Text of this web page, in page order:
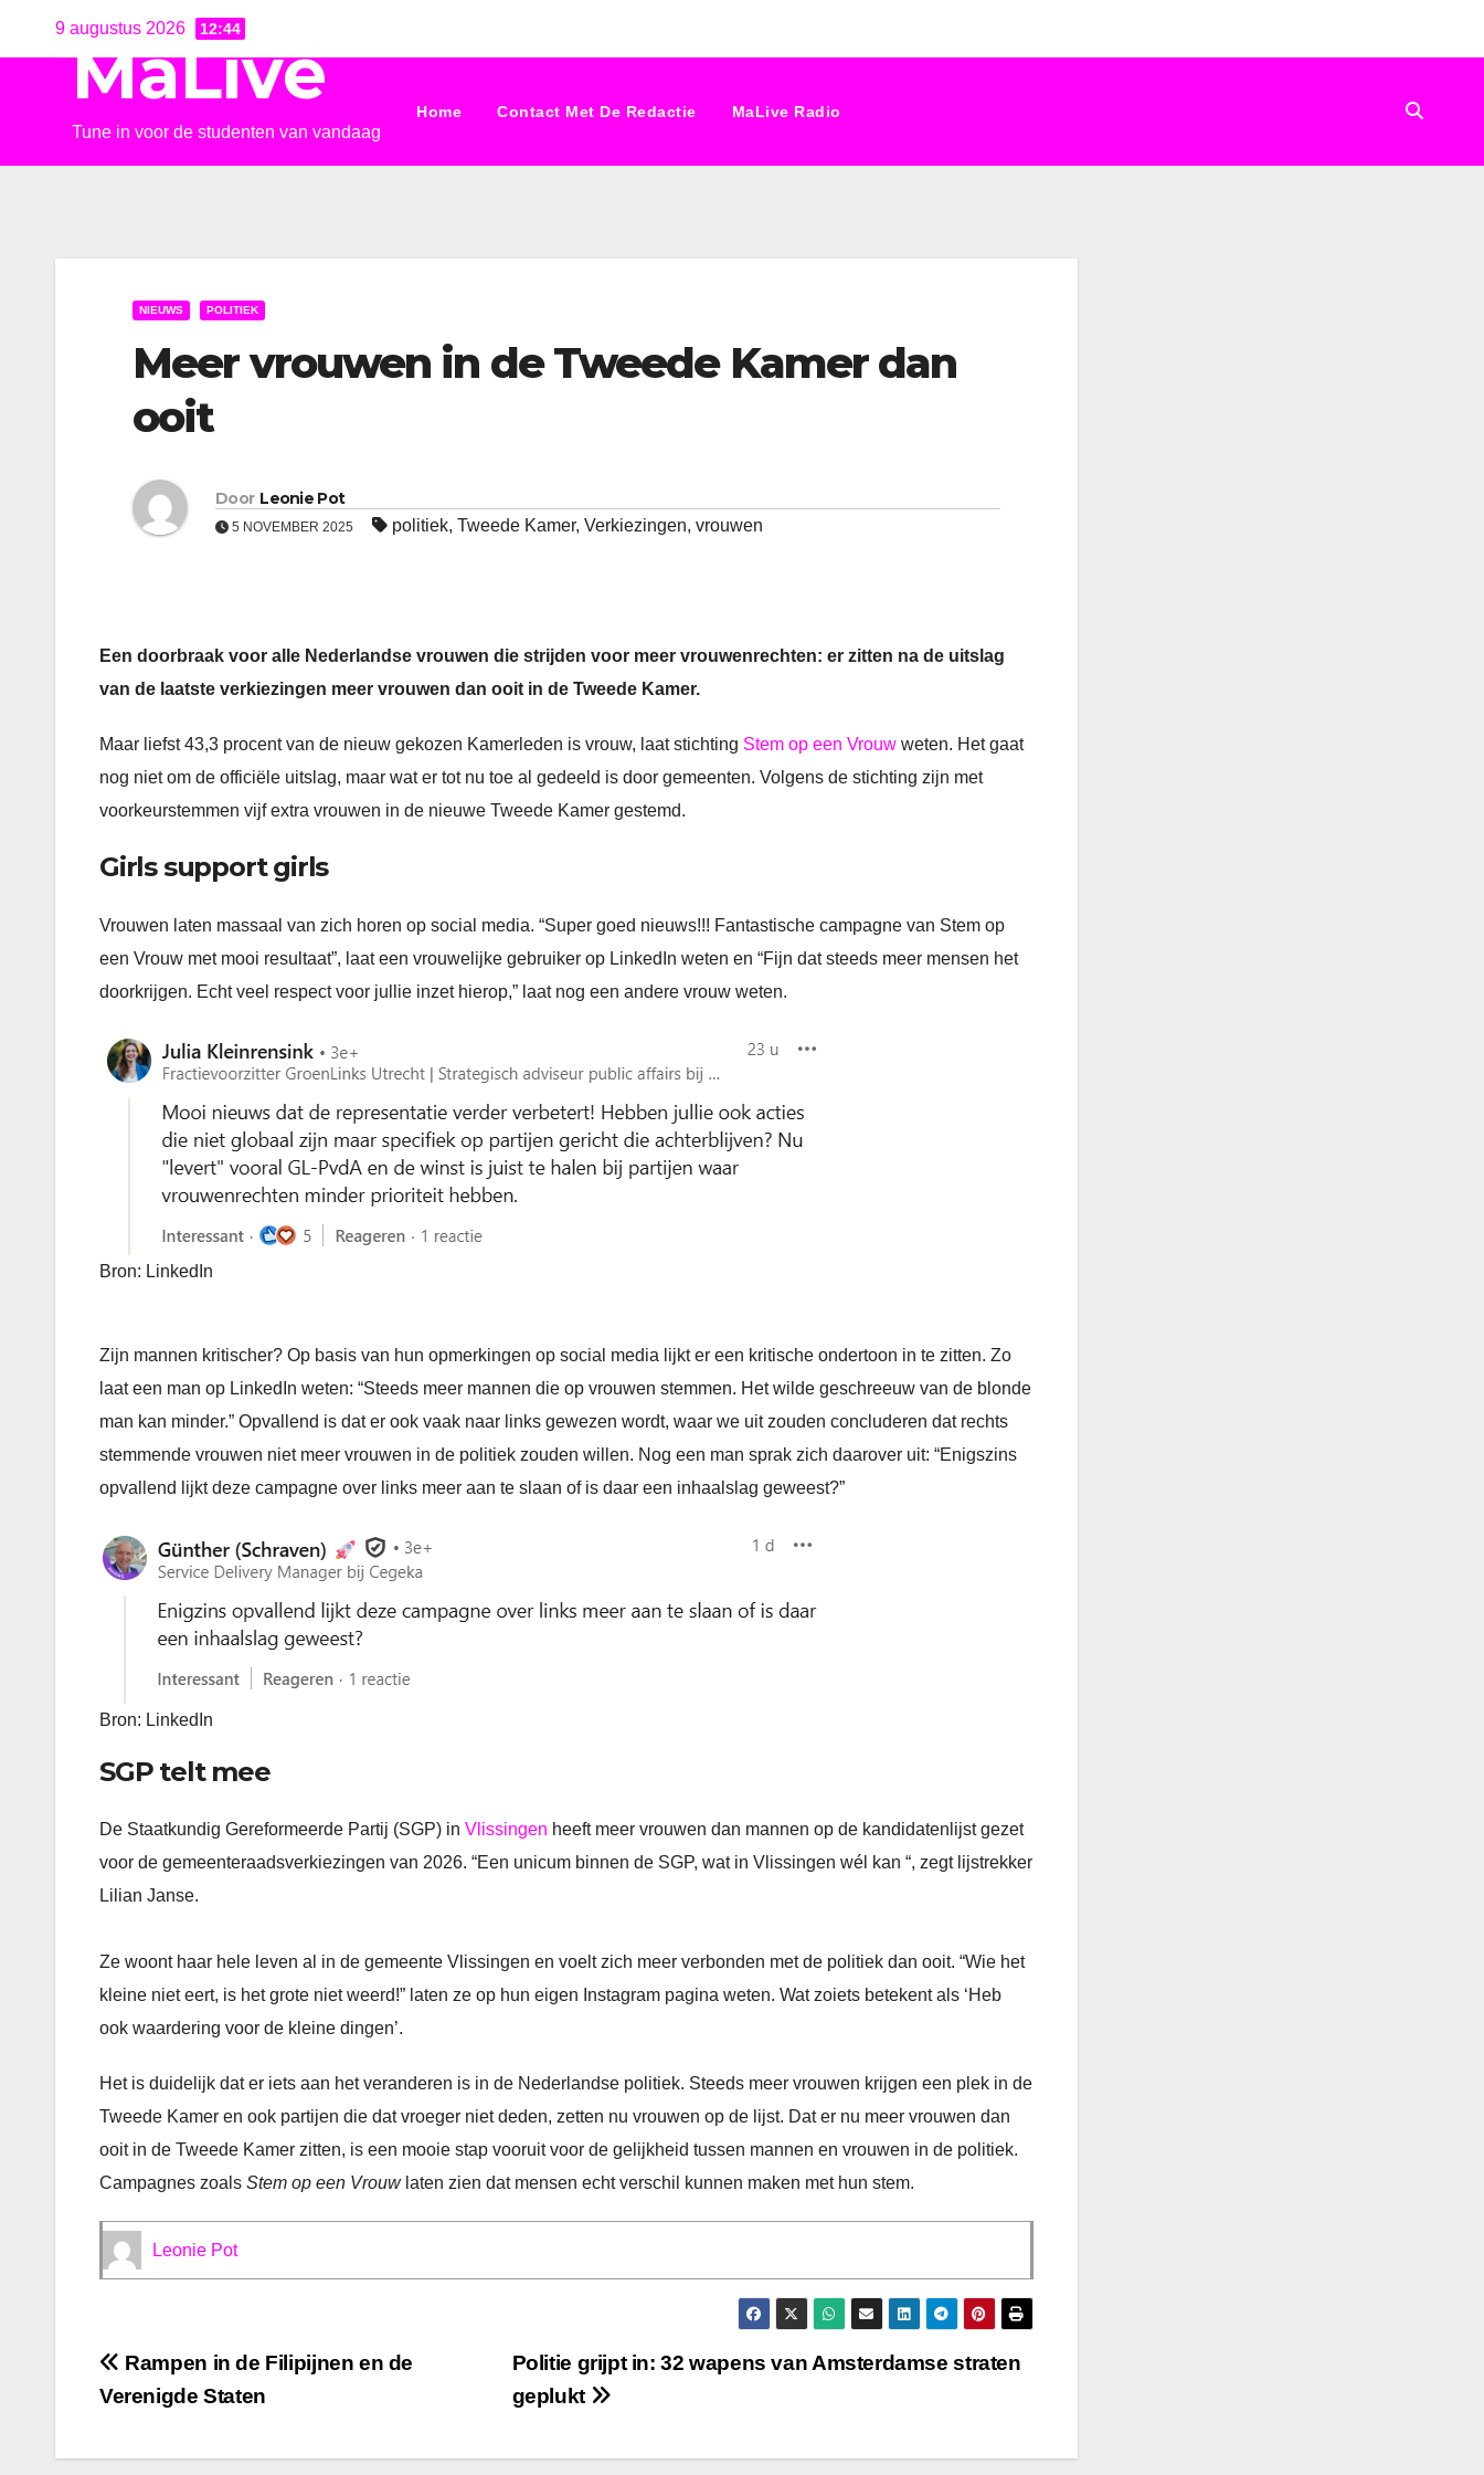
9 augustus 2026 12:44
MaLive
Tune in voor de studenten van vandaag
Home Contact Met De Redactie MaLive Radio
NIEUWS POLITIEK
Meer vrouwen in de Tweede Kamer dan
ooit
Door Leonie Pot
5 NOVEMBER 2025 politiek, Tweede Kamer, Verkiezingen, vrouwen
Een doorbraak voor alle Nederlandse vrouwen die strijden voor meer vrouwenrechten: er zitten na de uitslag
van de laatste verkiezingen meer vrouwen dan ooit in de Tweede Kamer.
Maar liefst 43,3 procent van de nieuw gekozen Kamerleden is vrouw, laat stichting Stem op een Vrouw weten. Het gaat
nog niet om de officiële uitslag, maar wat er tot nu toe al gedeeld is door gemeenten. Volgens de stichting zijn met
voorkeurstemmen vijf extra vrouwen in de nieuwe Tweede Kamer gestemd.
Girls support girls
Vrouwen laten massaal van zich horen op social media. “Super goed nieuws!!! Fantastische campagne van Stem op
een Vrouw met mooi resultaat”, laat een vrouwelijke gebruiker op LinkedIn weten en “Fijn dat steeds meer mensen het
doorkrijgen. Echt veel respect voor jullie inzet hierop,” laat nog een andere vrouw weten.
Bron: LinkedIn
Zijn mannen kritischer? Op basis van hun opmerkingen op social media lijkt er een kritische ondertoon in te zitten. Zo
laat een man op LinkedIn weten: “Steeds meer mannen die op vrouwen stemmen. Het wilde geschreeuw van de blonde
man kan minder.” Opvallend is dat er ook vaak naar links gewezen wordt, waar we uit zouden concluderen dat rechts
stemmende vrouwen niet meer vrouwen in de politiek zouden willen. Nog een man sprak zich daarover uit: “Enigszins
opvallend lijkt deze campagne over links meer aan te slaan of is daar een inhaalslag geweest?”
Bron: LinkedIn
SGP telt mee
De Staatkundig Gereformeerde Partij (SGP) in Vlissingen heeft meer vrouwen dan mannen op de kandidatenlijst gezet
voor de gemeenteraadsverkiezingen van 2026. “Een unicum binnen de SGP, wat in Vlissingen wél kan “, zegt lijstrekker
Lilian Janse.
Ze woont haar hele leven al in de gemeente Vlissingen en voelt zich meer verbonden met de politiek dan ooit. “Wie het
kleine niet eert, is het grote niet weerd!” laten ze op hun eigen Instagram pagina weten. Wat zoiets betekent als ‘Heb
ook waardering voor de kleine dingen’.
Het is duidelijk dat er iets aan het veranderen is in de Nederlandse politiek. Steeds meer vrouwen krijgen een plek in de
Tweede Kamer en ook partijen die dat vroeger niet deden, zetten nu vrouwen op de lijst. Dat er nu meer vrouwen dan
ooit in de Tweede Kamer zitten, is een mooie stap vooruit voor de gelijkheid tussen mannen en vrouwen in de politiek.
Campagnes zoals Stem op een Vrouwlaten zien dat mensen echt verschil kunnen maken met hun stem.
Leonie Pot
Bericht
navigatie
Politie grijpt in: 32 wapens van Amsterdamse straten
geplukt
Rampen in de Filipijnen en de
Verenigde Staten